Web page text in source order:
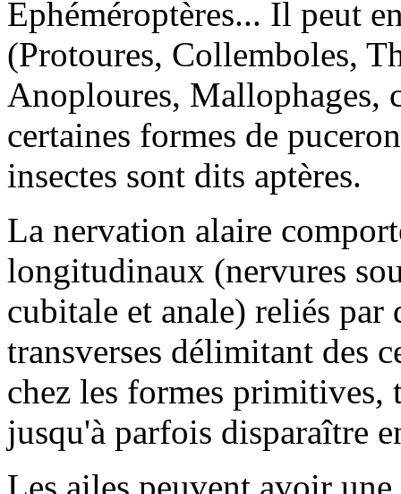
Ephéméroptères... Il peut
(Protoures, Collemboles,
Anoploures, Mallophages,
certaines formes de
insectes sont dits aptères.
La nervation alaire
longitudinaux (nervures
cubitale et anale) reliés par
transverses délimitant des
chez les formes primitives,
jusqu'à parfois disparaître